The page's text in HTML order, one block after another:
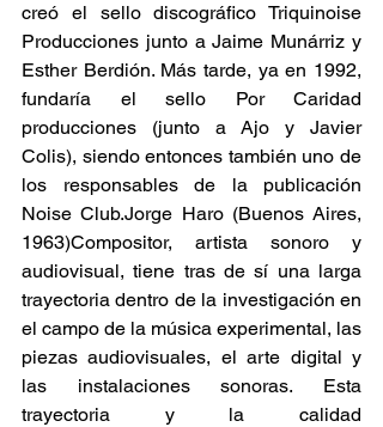
creó el sello discográfico Triquinoise
Producciones junto a Jaime Munárriz y
Esther Berdión. Más tarde, ya en 1992,
fundaría el sello Por Caridad
producciones (junto a Ajo y Javier
Colis), siendo entonces también uno de
los responsables de la publicación
Noise Club.Jorge Haro (Buenos Aires,
1963)Compositor, artista sonoro y
audiovisual, tiene tras de sí una larga
trayectoria dentro de la investigación en
el campo de la música experimental, las
piezas audiovisuales, el arte digital y
las instalaciones sonoras. Esta
trayectoria y la calidad